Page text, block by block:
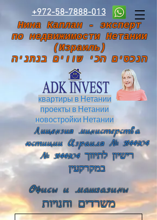
+972-58-7888-013
квартиры в Нетании
проекты в Нетании
новостройки Нетании
Лицензия министерства
юстиции Израиля №3144904
№ 3144904 רישיון לתיווך
במקרקעין
Нина Каплан - эксперт
по недвижимости Нетании
(Израиль)
הנכסים הכי שווים בנתניה
Офисы и машгазины
משרדים וחנויות